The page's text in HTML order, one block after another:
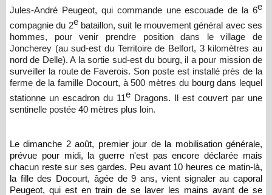
Jules-André Peugeot, qui commande une escouade de la 6e
compagnie du 2ebataillon, suit le mouvement général avec ses
hommes, pour venir prendre position dans le village de
Joncherey (au sud-est du Territoire de Belfort, 3 kilomètres au
nord de Delle). A la sortie sud-est du bourg, il a pour mission de
surveiller la route de Faverois. Son poste est installé près de la
ferme de la famille Docourt, à 500 mètres du bourg dans lequel
stationne un escadron du 11e Dragons. Il est couvert par une
sentinelle postée 40 mètres plus loin.
Le dimanche 2 août, premier jour de la mobilisation générale,
prévue pour midi, la guerre n'est pas encore déclarée mais
chacun reste sur ses gardes. Peu avant 10 heures ce matin-là,
la fille des Docourt, âgée de 9 ans, vient signaler au caporal
Peugeot, qui est en train de se laver les mains avant de se